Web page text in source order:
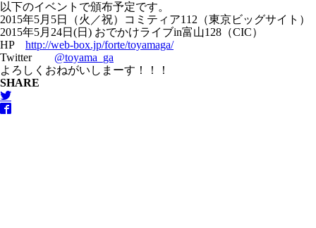
以下のイベントで頒布予定です。
2015年5月5日（火／祝）コミティア112（東京ビッグサイト）
2015年5月24日(日) おでかけライブin富山128（CIC）
HP http://web-box.jp/forte/toyamaga/
Twitter @toyama_ga
よろしくおねがいしまーす！！！
SHARE